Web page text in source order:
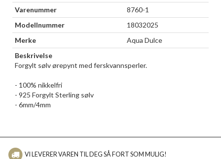
Varenummer
8760-1
Modellnummer
18032025
Merke
Aqua Dulce
Beskrivelse
Forgylt sølv ørepynt med ferskvannsperler.
- 100% nikkelfri
- 925 Forgylt Sterling sølv
- 6mm/4mm
VI LEVERER VAREN TIL DEG SÅ FORT SOM MULIG!